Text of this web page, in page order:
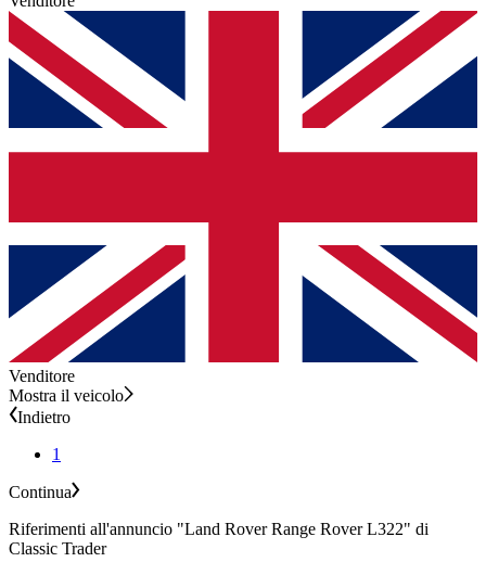
Venditore
Mostra il veicolo
Indietro
1
Continua
Riferimenti all'annuncio "Land Rover Range Rover L322" di
Classic Trader